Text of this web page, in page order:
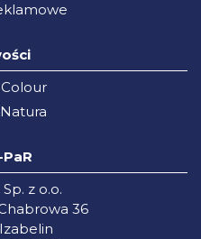
z o.o.
36